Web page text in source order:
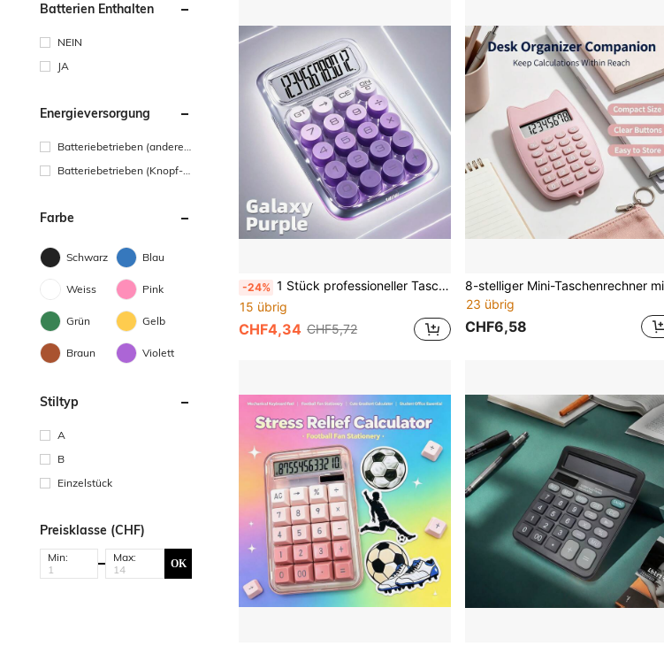
Batterien Enthalten
NEIN
JA
Energieversorgung
Batteriebetrieben (andere
Batteriebetrieben (Knopf-/
Farbe
Schwarz Blau
Weiss Pink
Grün Gelb
Braun Violett
Stiltyp
A
B
Einzelstück
Preisklasse (CHF)
Min: Max: OK
-24% 1 Stück professioneller Taschenrechner, hohe Präzision & stoßfest | deckt alle Bildungsstufen ab | Studenten- & Büro-Profi-Taschenrechner | unverzichtbar für den Schulanfang | Geschenk zum Schulanfang, Abschlussgeschenk, Vatertagsgeschenk (Verpackungstasche je nach Stil enthalten)
15 übrig
CHF4,34 CHF5,72
23 übrig
CHF6,58